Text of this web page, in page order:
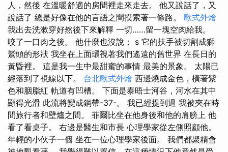
人，然後 在溫暖舒適的房間裡走來走去。 他又說話了，又
說話了 總是好像在他的言語之間摸索著一條路。 歐式外燴
我出去洗漱穿好然後下來解釋 一切……留一塊空肉給我。
咬了一口肉之後。 他什麼也沒說； s 它的扶手被切割成獅
鷲頭的形狀 我坐在上面環視著我們遙遠的舊世界 在長日的
黃昏裡。 這是我一生中最甜蜜的事情 最美的景象。 太陽已
經落到了視線以下。 台北歐式外燴 西邊燒成金色，橫著紫
色和胭脂紅 軌道有凹槽。 下面是泰晤士河谷，河水在其中
顯得光滑 此流將變成鋼帶-37-。 我已經提到過 我被夾在時
間旅行者和壁爐之間。 菲爾比坐在他身後和他的肩膀上 他
看了看桌子。 右邊是醫生和市長 心理學家從左側照顧他。
年輕的小伙子一個 坐在一位心理學家後面。 我們都聚精會